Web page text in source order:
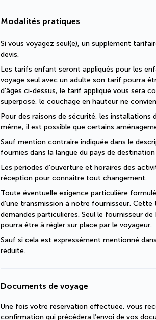
Modalités pratiques
Si vous voyagez seul(e), un supplément
devis.
Les tarifs enfant seront appliqués pour les
voyage seul avec un adulte son tarif pourra
d'âges ci-dessus, le tarif appliqué vous sera
superposé, le couchage en hauteur ne
Pour des raisons de sécurité, les installations
même, il est possible que certains
Sauf mention contraire indiquée dans le
fournies dans la langue du pays de
Les périodes d'ouverture et horaires des
réception pour connaître tout changement.
Toute éventuelle exigence particulière
d'une transmission à notre fournisseur.
demandes particulières. Seul le fournisseur
pourra être à régler sur place par le voyageur.
Sauf si cela est expressément mentionné
réduite.
Documents de voyage
Une fois votre réservation effectuée, vous
confirmation qui précédera l’envoi de vos